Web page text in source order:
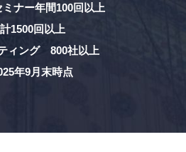
ミナー年間100回以上
1500回以上
ティング 800社以上
年9月末時点